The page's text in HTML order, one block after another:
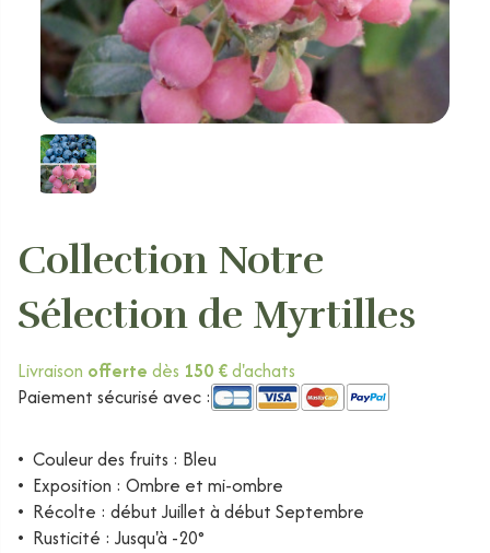
Collection Notre
Sélection de Myrtilles
Livraison offerte dès 150 €d'achats
Paiement sécurisé avec :
• Couleur des fruits : Bleu
• Exposition : Ombre et mi-ombre
• Récolte : début Juillet à début Septembre
• Rusticité : Jusqu'à -20°